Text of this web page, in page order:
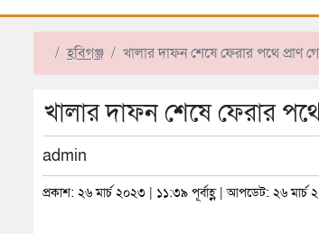
হবিগঞ্জ খালার দাফন শেষে ফেরার পথে প্রাণ
খালার দাফন শেষে ফেরার
admin
প্রকাশ: ২৬ মার্চ ২০২৩ | ১১:৩৯ পূর্বাহ্ণ | আপডেট: ২৬ মার্চ